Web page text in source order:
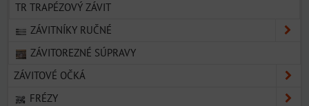
TR TRAPÉZOVÝ ZÁVIT
ZÁVITNÍKY RUČNÉ
ZÁVITOREZNÉ SÚPRAVY
ZÁVITOVÉ OČKÁ
FRÉZY